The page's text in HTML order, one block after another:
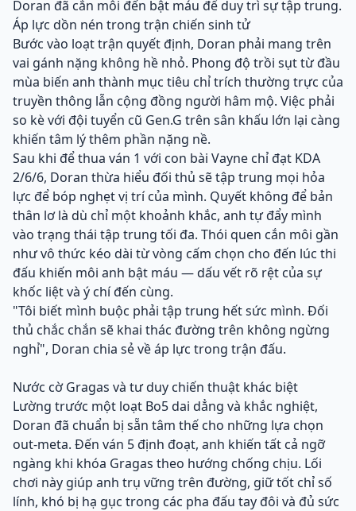
Doran đã cắn môi đến bật máu để duy trì sự tập trung.
Áp lực dồn nén trong trận chiến sinh tử
Bước vào loạt trận quyết định, Doran phải mang trên
vai gánh nặng không hề nhỏ. Phong độ trồi sụt từ đầu
mùa biến anh thành mục tiêu chỉ trích thường trực của
truyền thông lẫn cộng đồng người hâm mộ. Việc phải
so kè với đội tuyển cũ Gen.G trên sân khấu lớn lại càng
khiến tâm lý thêm phần nặng nề.
Sau khi để thua ván 1 với con bài Vayne chỉ đạt KDA
2/6/6, Doran thừa hiểu đối thủ sẽ tập trung mọi hỏa
lực để bóp nghẹt vị trí của mình. Quyết không để bản
thân lơ là dù chỉ một khoảnh khắc, anh tự đẩy mình
vào trạng thái tập trung tối đa. Thói quen cắn môi gần
như vô thức kéo dài từ vòng cấm chọn cho đến lúc thi
đấu khiến môi anh bật máu — dấu vết rõ rệt của sự
khốc liệt và ý chí đến cùng.
"Tôi biết mình buộc phải tập trung hết sức mình. Đối
thủ chắc chắn sẽ khai thác đường trên không ngừng
nghỉ", Doran chia sẻ về áp lực trong trận đấu.
Nước cờ Gragas và tư duy chiến thuật khác biệt
Lường trước một loạt Bo5 dai dẳng và khắc nghiệt,
Doran đã chuẩn bị sẵn tâm thế cho những lựa chọn
out-meta. Đến ván 5 định đoạt, anh khiến tất cả ngỡ
ngàng khi khóa Gragas theo hướng chống chịu. Lối
chơi này giúp anh trụ vững trên đường, giữ tốt chỉ số
lính, khó bị hạ gục trong các pha đấu tay đôi và đủ sức